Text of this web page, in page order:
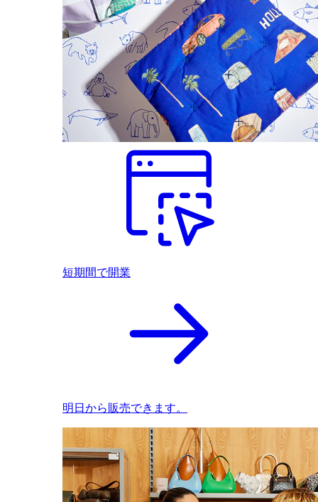
短期間で開業
明日から販売できます。